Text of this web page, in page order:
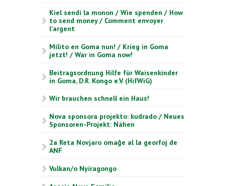
Kiel sendi la monon / Wie spenden / How
to send money / Comment envoyer
l'argent
Milito en Goma nun! / Krieg in Goma
jetzt! / War in Goma now!
Beitragsordnung Hilfe für Waisenkinder
in Goma, D.R. Kongo e.V. (HifWiG)
Wir brauchen schnell ein Haus!
Nova sponsora projekto: kudrado / Neues
Sponsoren-Projekt: Nähen
2a Reta Novjaro omaĝe al la georfoj de
ANF
Vulkan/o Nyiragongo